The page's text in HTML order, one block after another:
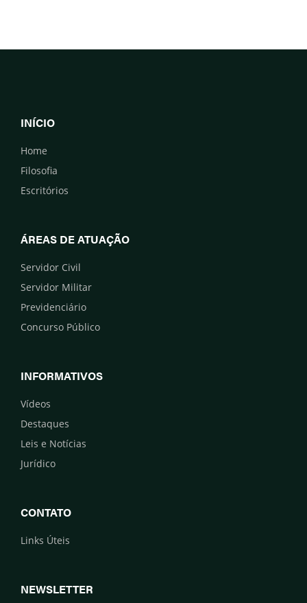
INÍCIO
Home
Filosofia
Escritórios
ÁREAS DE ATUAÇÃO
Servidor Civil
Servidor Militar
Previdenciário
Concurso Público
INFORMATIVOS
Vídeos
Destaques
Leis e Notícias
Jurídico
CONTATO
Links Úteis
NEWSLETTER